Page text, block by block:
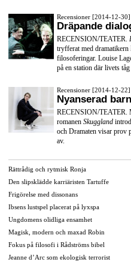
Recensioner [2014-12-30]
Dräpande
RECENSION/TEATER.
tryfferat med
filosoferingar. Louise
på en station där livets
Recensioner [2014-12-22]
Nyanserad
RECENSION/TEATER.
romanen Skuggland
och Dramaten visar prov
av.
Rättrådig och rytmisk Ronja
Den slipsklädde karriäristen Tartuffe
Frigörelse med dissonans
Ibsens lustspel placerat på lyxspa
Ungdomens olidliga ensamhet
Magisk, modern och maxad Robin
Fokus på filosofi i Rådströms bibel
Jeanne d’Arc som ekologisk terrorist